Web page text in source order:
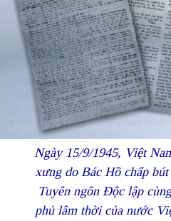
Ngày 15/9/1945, Việt
xưng do Bác Hồ chấp
Tuyên ngôn Độc lập
phủ lâm thời của nước